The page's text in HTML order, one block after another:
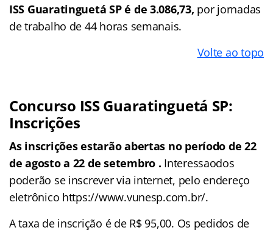
ISS Guaratinguetá SP é de 3.086,73, por jornadas
de trabalho de 44 horas semanais.
Volte ao topo
Concurso ISS Guaratinguetá SP:
Inscrições
As inscrições estarão abertas no período de 22
de agosto a 22 de setembro . Interessaodos
poderão se inscrever via internet, pelo endereço
eletrônico https://www.vunesp.com.br/.
A taxa de inscrição é de R$ 95,00. Os pedidos de